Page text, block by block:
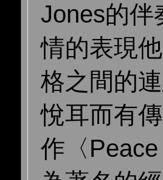
Jones的伴
情的表現
格之間的
悅耳而有
作〈